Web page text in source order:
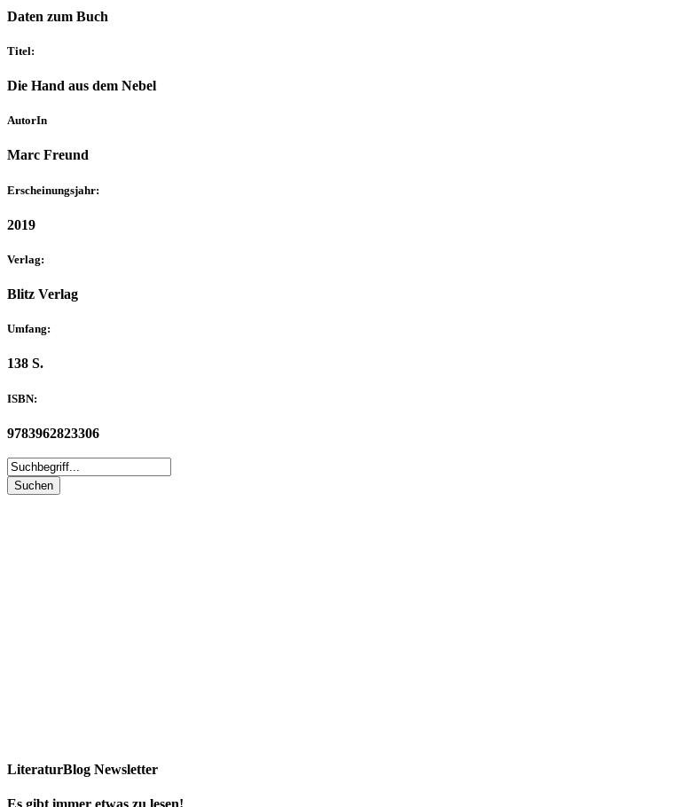
Daten zum Buch
Titel:
Die Hand aus dem Nebel
AutorIn
Marc Freund
Erscheinungsjahr:
2019
Verlag:
Blitz Verlag
Umfang:
138 S.
ISBN:
9783962823306
LiteraturBlog Newsletter